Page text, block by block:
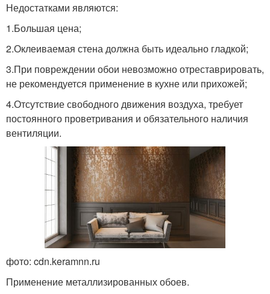
Недостатками являются:
1.Большая цена;
2.Оклеиваемая стена должна быть идеально гладкой;
3.При повреждении обои невозможно отреставрировать,
не рекомендуется применение в кухне или прихожей;
4.Отсутствие свободного движения воздуха, требует
постоянного проветривания и обязательного наличия
вентиляции.
фото: cdn.keramnn.ru
Применение металлизированных обоев.